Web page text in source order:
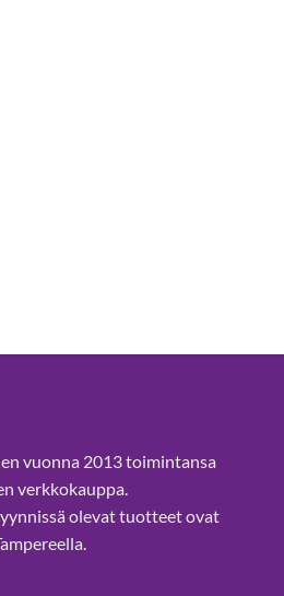
vuonna 2013 toimintansa
verkkokauppa.
olevat tuotteet ovat